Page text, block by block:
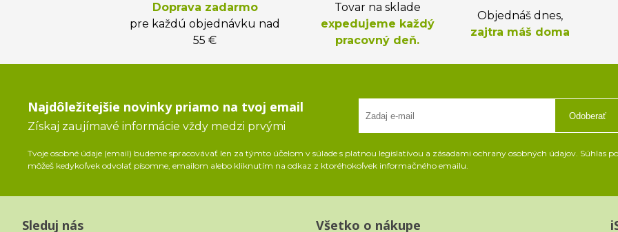
Doprava zadarmo
pre každú objednávku nad
55 €
Tovar na sklade
expedujeme každý
pracovný deň.
Objednáš dnes,
zajtra máš doma
Najdôležitejšie novinky priamo na tvoj email
Získaj zaujímavé informácie vždy medzi prvými
Odoberať
Tvoje osobné údaje (email) budeme spracovávať len za týmto účelom v súlade s platnou legislatívou a zásadami ochrany osobných údajov. Súhlas
môžeš kedykoľvek odvolať písomne, emailom alebo kliknutím na odkaz z ktoréhokoľvek informačného emailu.
Sleduj nás Všetko o nákupe